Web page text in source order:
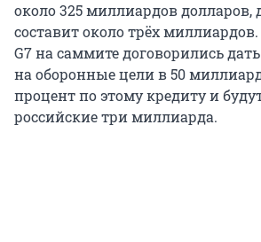
около 325 миллиардов долларов,
составит около трёх
G7 на саммите договорились
на оборонные цели в 50
процент по этому кредиту и
российские три миллиарда.